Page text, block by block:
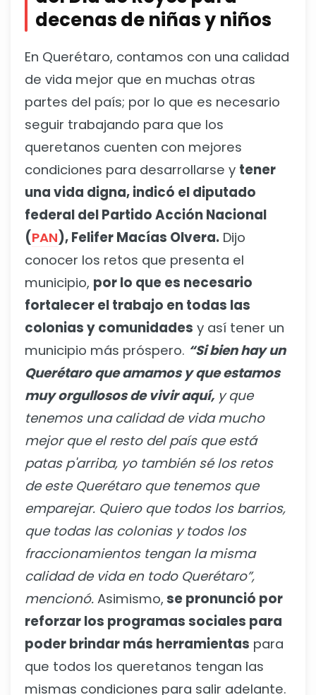
decenas de niñas y niños
En Querétaro, contamos con una calidad
de vida mejor que en muchas otras
partes del país; por lo que es necesario
seguir trabajando para que los
queretanos cuenten con mejores
condiciones para desarrollarse y tener
una vida digna, indicó el diputado
federal del Partido Acción Nacional
(PAN), Felifer Macías Olvera. Dijo
conocer los retos que presenta el
municipio, por lo que es necesario
fortalecer el trabajo en todas las
colonias y comunidades y así tener un
municipio más próspero. “Si bien hay un
Querétaro que amamos y que estamos
muy orgullosos de vivir aquí, y que
tenemos una calidad de vida mucho
mejor que el resto del país que está
patas p'arriba, yo también sé los retos
de este Querétaro que tenemos que
emparejar. Quiero que todos los barrios,
que todas las colonias y todos los
fraccionamientos tengan la misma
calidad de vida en todo Querétaro”,
mencionó. Asimismo, se pronunció por
reforzar los programas sociales para
poder brindar más herramientas para
que todos los queretanos tengan las
mismas condiciones para salir adelante.